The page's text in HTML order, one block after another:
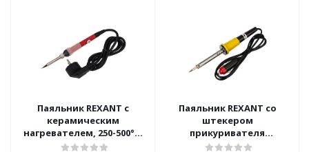
Паяльник REXANT с
керамическим
нагревателем, 250-500°C,
220 В/60 Вт
Паяльник REXANT со
штекером
прикуривателя
автомобиля 40 Ватт/12